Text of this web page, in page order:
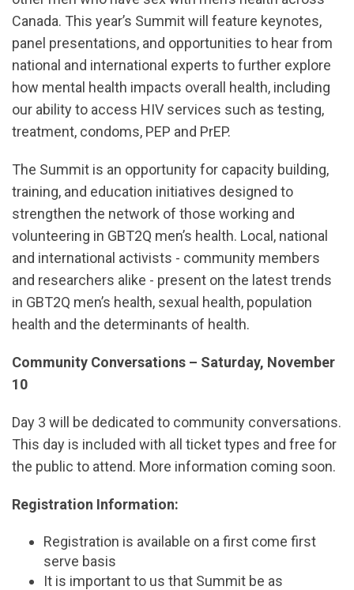
Canada. This year’s Summit will feature keynotes,
panel presentations, and opportunities to hear from
national and international experts to further explore
how mental health impacts overall health, including
our ability to access HIV services such as testing,
treatment, condoms, PEP and PrEP.
The Summit is an opportunity for capacity building,
training, and education initiatives designed to
strengthen the network of those working and
volunteering in GBT2Q men’s health. Local, national
and international activists - community members
and researchers alike - present on the latest trends
in GBT2Q men’s health, sexual health, population
health and the determinants of health.
Community Conversations – Saturday, November
10
Day 3 will be dedicated to community conversations.
This day is included with all ticket types and free for
the public to attend. More information coming soon.
Registration Information:
Registration is available on a first come first
serve basis
It is important to us that Summit be as